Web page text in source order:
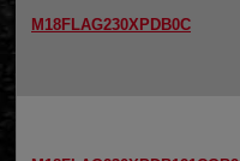
M18FLAG230XPDB0C